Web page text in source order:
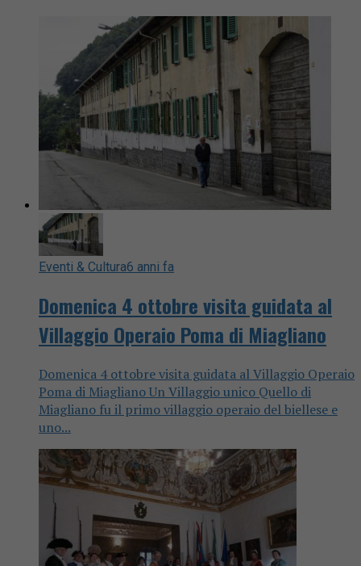
Eventi & Cultura6 anni fa
Domenica 4 ottobre visita guidata al
Villaggio Operaio Poma di Miagliano
Domenica 4 ottobre visita guidata al Villaggio Operaio
Poma di Miagliano Un Villaggio unico Quello di
Miagliano fu il primo villaggio operaio del biellese e
uno...